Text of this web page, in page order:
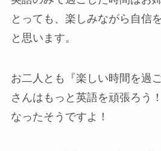
とっても、楽しみながら自信
と思います。
お二人とも『楽しい時間を過
さんはもっと英語を頑張ろう
なったそうですよ！